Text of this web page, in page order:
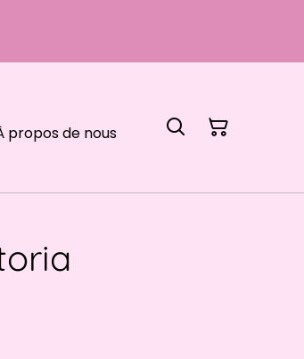
propos de nous